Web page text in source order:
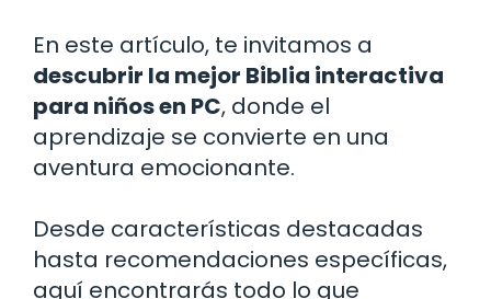
En este artículo, te invitamos a
descubrir la mejor Biblia interactiva
para niños en PC, donde el
aprendizaje se convierte en una
aventura emocionante.
Desde características destacadas
hasta recomendaciones específicas,
aquí encontrarás todo lo que